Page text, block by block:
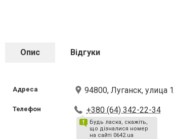
Опис Відгуки
Адреса 94800, Луганск, улица
Телефон +380 (64) 342-22-34
Будь ласка, скажіть,
що дізналися номер
на сайті 0642.ua